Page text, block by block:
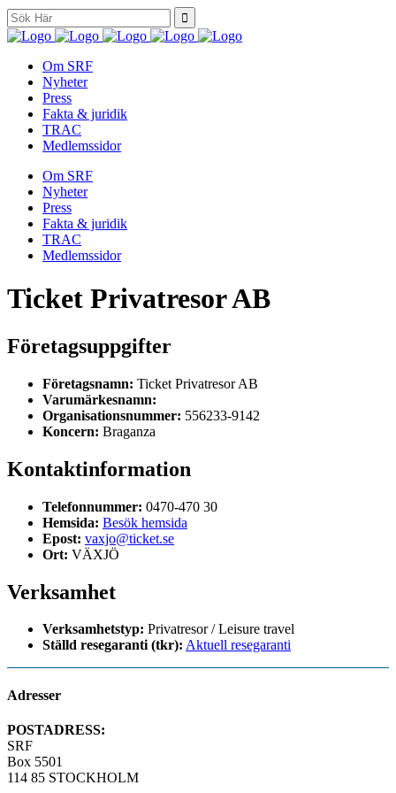
Search
for:
Om SRF
Nyheter
Press
Fakta & juridik
TRAC
Medlemssidor
Om SRF
Nyheter
Press
Fakta & juridik
TRAC
Medlemssidor
Ticket Privatresor AB
Företagsuppgifter
Företagsnamn: Ticket Privatresor AB
Varumärkesnamn:
Organisationsnummer: 556233-9142
Koncern: Braganza
Kontaktinformation
Telefonnummer: 0470-470 30
Hemsida: Besök hemsida
Epost: vaxjo@ticket.se
Ort: VÄXJÖ
Verksamhet
Verksamhetstyp: Privatresor / Leisure travel
Ställd resegaranti (tkr): Aktuell resegaranti
Adresser
POSTADRESS:
SRF
Box 5501
114 85 STOCKHOLM